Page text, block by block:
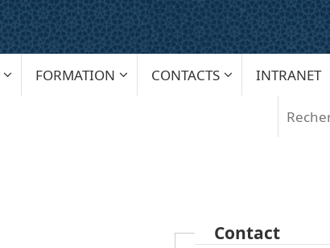
FORMATION CONTACTS INTRANET
Contact